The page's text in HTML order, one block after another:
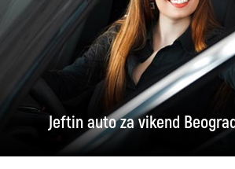
Blog
Kontakt
SRPSKI
Jeftin auto za vikend